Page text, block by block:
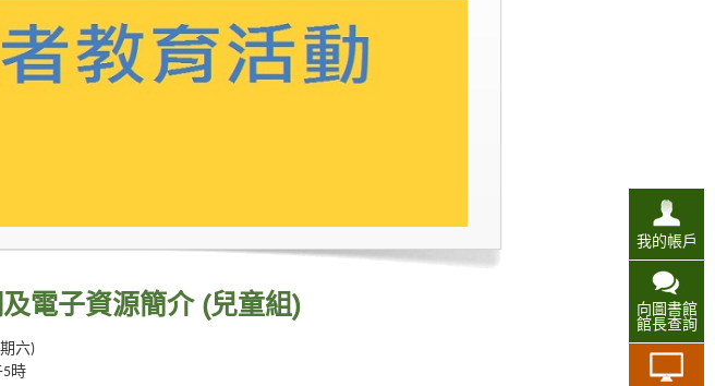
我的帳戶
向圖書館
館長查詢
電子資源簡介 (兒童組)
六)
5時